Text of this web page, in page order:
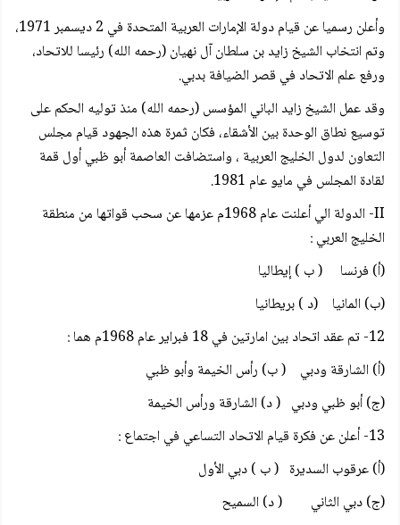
وأعلن رسميا عن قيام دولة الإمارات العربية المتحدة في 2 ديسمبر 1971،
وتم انتخاب الشيخ زايد بن سلطان آل نهيان (رحمه الله) رئيسا للاتحاد،
ورفع علم الاتحاد في قصر الضيافة بدبي.
وقد عمل الشيخ زايد الباني المؤسس (رحمه الله) منذ توليه الحكم على
توسيع نطاق الوحدة بين الأشقاء، فكان ثمرة هذه الجهود قيام مجلس
التعاون لدول الخليج العربية ، واستضافت العاصمة أبو ظبي أول قمة
لقادة المجلس في مايو عام 1981.
II- الدولة الي أعلنت عام 1968م عزمها عن سحب قواتها من منطقة
الخليج العربي :
(أ) فرنسا ( ب ) إيطاليا
(ب) المانيا (د ) بريطانيا
12- تم عقد اتحاد بين امارتين في 18 فبراير عام 1968م هما :
(أ) الشارقة ودبي ( ب) رأس الخيمة وأبو ظبي
(ج) أبو ظبي ودبي ( د) الشارقة ورأس الخيمة
13- أعلن عن فكرة قيام الاتحاد التساعي في اجتماع :
(أ) عرقوب السديرة ( ب ) دبي الأول
(ج) دبي الثاني ( د) السميح